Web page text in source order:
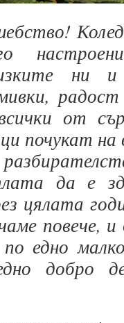
ни и
от
почукат
да е
цялата
повече,
едно
добро